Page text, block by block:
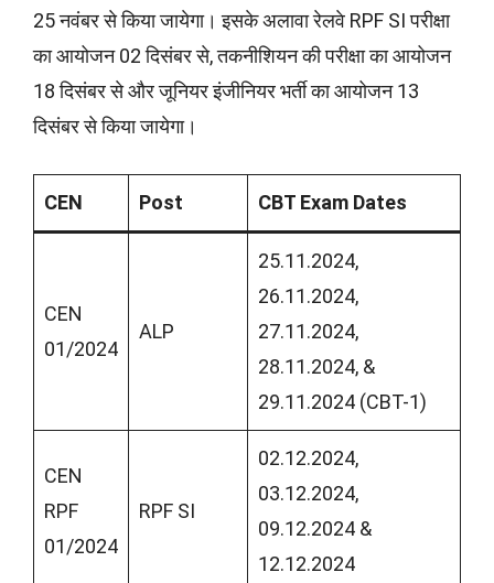
25 नवंबर से किया जायेगा। इसके अलावा रेलवे RPF SI परीक्षा
का आयोजन 02 दिसंबर से, तकनीशियन की परीक्षा का आयोजन
18 दिसंबर से और जूनियर इंजीनियर भर्ती का आयोजन 13
दिसंबर से किया जायेगा।
CEN Post CBT Exam Dates
CEN
01/2024
ALP
25.11.2024,
26.11.2024,
27.11.2024,
28.11.2024, &
29.11.2024 (CBT-1)
CEN
RPF
01/2024
RPF SI
02.12.2024,
03.12.2024,
09.12.2024 &
12.12.2024